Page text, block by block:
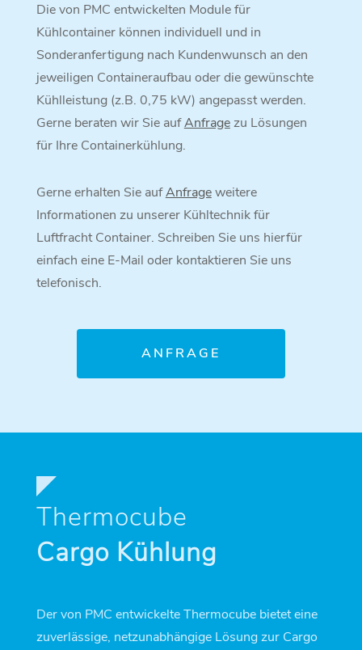
Die von PMC entwickelten Module für
Kühlcontainer können individuell und in
Sonderanfertigung nach Kundenwunsch an den
jeweiligen Containeraufbau oder die gewünschte
Kühlleistung (z.B. 0,75 kW) angepasst werden.
Gerne beraten wir Sie aufAnfragezu Lösungen
für Ihre Containerkühlung.
Gerne erhalten Sie aufAnfrageweitere
Informationen zu unserer Kühltechnik für
Luftfracht Container. Schreiben Sie uns hierfür
einfach eine E-Mail oder kontaktieren Sie uns
telefonisch.
ANFRAGE
Thermocube
Cargo Kühlung
Der von PMC entwickelte Thermocube bietet eine
zuverlässige, netzunabhängige Lösung zur Cargo